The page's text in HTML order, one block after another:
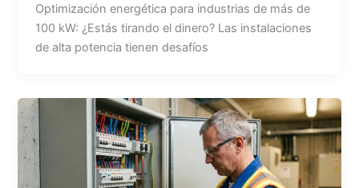
Optimización energética para industrias de más de
100 kW: ¿Estás tirando el dinero? Las instalaciones
de alta potencia tienen desafíos